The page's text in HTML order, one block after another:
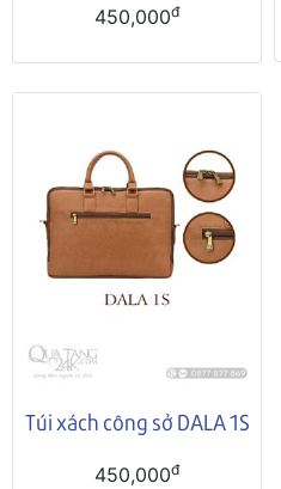
450,000đ
Túi xách công sở DALA 1S
450,000đ